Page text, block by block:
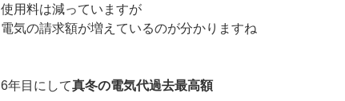
使用料は減っていますが
電気の請求額が増えているのが分かりますね
6年目にして真冬の電気代過去最高額